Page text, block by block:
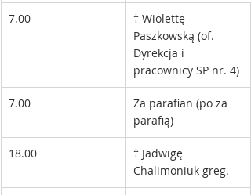
7.00
† Wiolettę
Paszkowską (of.
Dyrekcja i
pracownicy SP nr. 4)
7.00
Za parafian (po za
parafią)
18.00
† Jadwigę
Chalimoniuk greg.